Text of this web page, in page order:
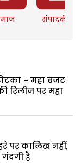
संपादकीय
– महा बजट
रिलीज पर महा
पर कालिख नहीं,
है